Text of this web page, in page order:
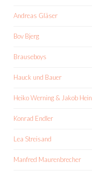
Andreas Gläser
Bov Bjerg
Brauseboys
Hauck und Bauer
Heiko Werning & Jakob Hein
Konrad Endler
Lea Streisand
Manfred Maurenbrecher